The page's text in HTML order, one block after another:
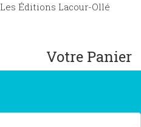
Les Éditions Lacour-Ollé
Votre Panier